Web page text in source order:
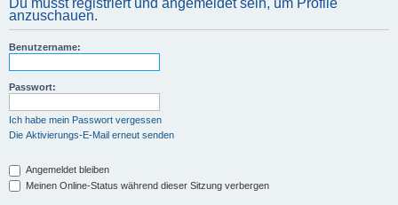
Du musst registriert und angemeldet sein, um Profile
anzuschauen.
Benutzername:
Passwort:
Ich habe mein Passwort vergessen
Die Aktivierungs-E-Mail erneut senden
Angemeldet bleiben
Meinen Online-Status während dieser Sitzung verbergen